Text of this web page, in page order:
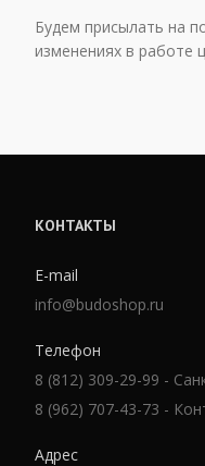
Будем присылать на
изменениях в работе
КОНТАКТЫ
E-mail
info@budoshop.ru
Телефон
8 (812) 309-29-99 -
8 (962) 707-43-73 -
Адрес